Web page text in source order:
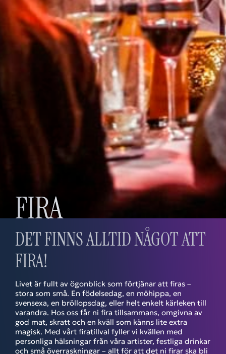
FIRA
DET FINNS ALLTID NÅGOT ATT
FIRA!
Livet är fullt av ögonblick som förtjänar att firas –
stora som små. En födelsedag, en möhippa, en
svensexa, en bröllopsdag, eller helt enkelt kärleken till
varandra. Hos oss får ni fira tillsammans, omgivna av
god mat, skratt och en kväll som känns lite extra
magisk. Med vårt firatillval fyller vi kvällen med
personliga hälsningar från våra artister, festliga drinkar
och små överraskningar – allt för att det ni firar ska bli